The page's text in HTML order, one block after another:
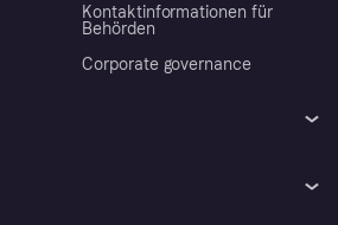
Kontaktinformationen für
Behörden
Corporate governance